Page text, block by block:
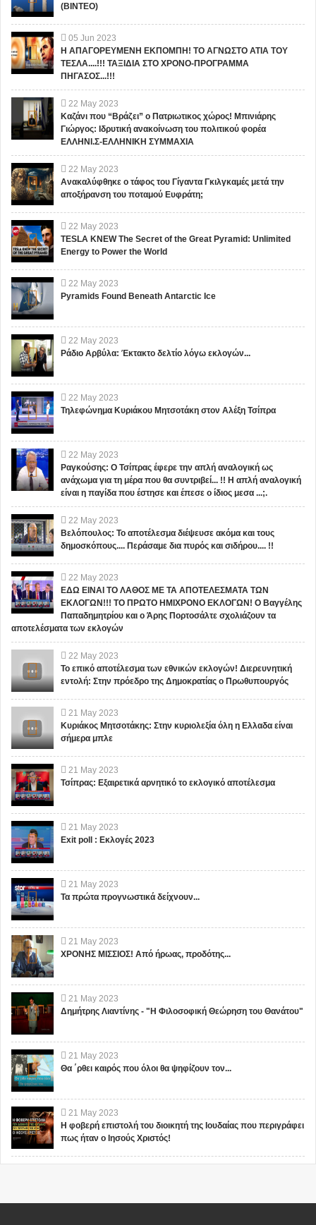
(ΒΙΝΤΕΟ)
05 Jun 2023
Η ΑΠΑΓΟΡΕΥΜΕΝΗ ΕΚΠΟΜΠΗ! ΤΟ ΑΓΝΩΣΤΟ ΑΤΙΑ ΤΟΥ
ΤΕΣΛΑ....!!! ΤΑΞΙΔΙΑ ΣΤΟ ΧΡΟΝΟ-ΠΡΟΓΡΑΜΜΑ
ΠΗΓΑΣΟΣ...!!!
22 May 2023
Καζάνι που “Βράζει” ο Πατριωτικος χώρος! Μπινιάρης
Γιώργος: Ιδρυτική ανακοίνωση του πολιτικού φορέα
ΕΛΛΗΝΙ.Σ-ΕΛΛΗΝΙΚΗ ΣΥΜΜΑΧΙΑ
22 May 2023
Ανακαλύφθηκε ο τάφος του Γίγαντα Γκιλγκαμές μετά την
αποξήρανση του ποταμού Ευφράτη;
22 May 2023
TESLA KNEW The Secret of the Great Pyramid: Unlimited
Energy to Power the World
22 May 2023
Pyramids Found Beneath Antarctic Ice
22 May 2023
Ράδιο Αρβύλα: Έκτακτο δελτίο λόγω εκλογών...
22 May 2023
Τηλεφώνημα Κυριάκου Μητσοτάκη στον Αλέξη Τσίπρα
22 May 2023
Ραγκούσης: Ο Τσίπρας έφερε την απλή αναλογική ως
ανάχωμα για τη μέρα που θα συντριβεί... !! Η απλή αναλογική
είναι η παγίδα που έστησε και έπεσε ο ίδιος μεσα ...;.
22 May 2023
Βελόπουλος: Το αποτέλεσμα διέψευσε ακόμα και τους
δημοσκόπους.... Περάσαμε δια πυρός και σιδήρου.... !!
22 May 2023
ΕΔΩ ΕΙΝΑΙ ΤΟ ΛΑΘΟΣ ΜΕ ΤΑ ΑΠΟΤΕΛΕΣΜΑΤΑ ΤΩΝ
ΕΚΛΟΓΩΝ!!! ΤΟ ΠΡΩΤΟ ΗΜΙΧΡΟΝΟ ΕΚΛΟΓΩΝ! Ο Βαγγέλης
Παπαδημητρίου και ο Άρης Πορτοσάλτε σχολιάζουν τα
αποτελέσματα των εκλογών
22 May 2023
Το επικό αποτέλεσμα των εθνικών εκλογών! Διερευνητική
εντολή: Στην πρόεδρο της Δημοκρατίας ο Πρωθυπουργός
21 May 2023
Κυριάκος Μητσοτάκης: Στην κυριολεξία όλη η Ελλαδα είναι
σήμερα μπλε
21 May 2023
Τσίπρας: Εξαιρετικά αρνητικό το εκλογικό αποτέλεσμα
21 May 2023
Exit poll : Εκλογές 2023
21 May 2023
Τα πρώτα προγνωστικά δείχνουν...
21 May 2023
ΧΡΟΝΗΣ ΜΙΣΣΙΟΣ! Από ήρωας, προδότης...
21 May 2023
Δημήτρης Λιαντίνης - "Η Φιλοσοφική Θεώρηση του Θανάτου"
21 May 2023
Θα ΄ρθει καιρός που όλοι θα ψηφίζουν τον...
21 May 2023
Η φοβερή επιστολή του διοικητή της Ιουδαίας που περιγράφει
πως ήταν ο Ιησούς Χριστός!